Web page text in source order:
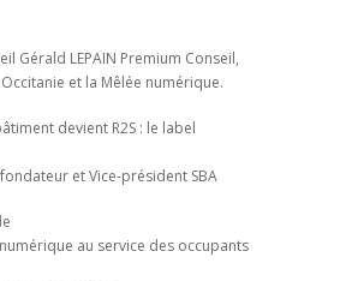
Gérald LEPAIN Premium Conseil,
et la Mêlée numérique.
devient R2S : le label
fondateur et Vice-président SBA
au service des occupants